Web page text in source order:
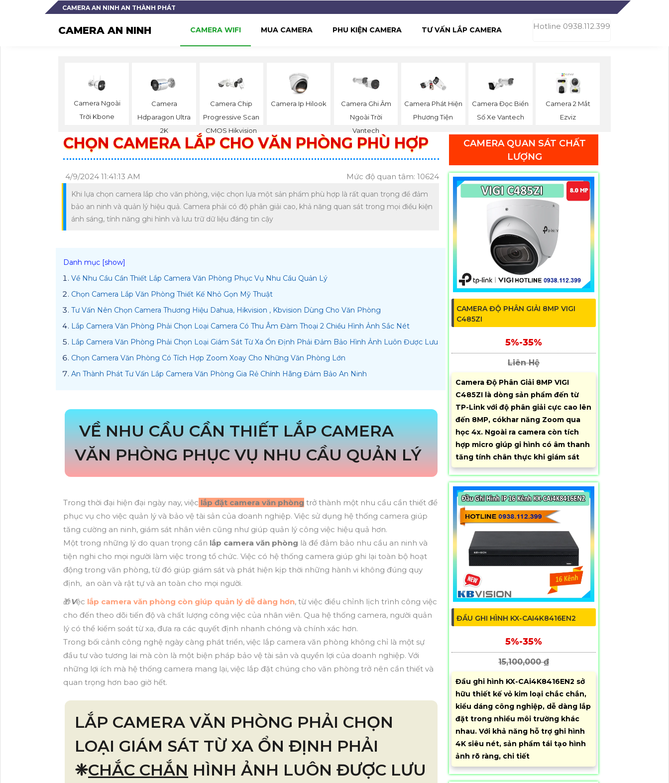
CAMERA AN NINH AN THÀNH PHÁT
CAMERA AN NINH Hotline 0938.112.399
CAMERA WIFI MUA CAMERA PHU KIỆN CAMERA TƯ VẤN LẮP CAMERA
Camera Ngoài
Trời Kbone
Camera
Hdparagon Ultra
2K
Camera Chip
Progressive Scan
CMOS Hikvision
Camera Ip Hilook
Camera Ghi Âm
Ngoài Trời
Vantech
Camera Phát Hiện
Phương Tiện
Camera Đọc Biển
Số Xe Vantech
Camera 2 Mắt
Ezviz
CHỌN CAMERA LẮP CHO VĂN PHÒNG PHÙ HỢP
4/9/2024 11:41:13 AM Mức độ quan tâm: 10624
Khi lựa chọn camera lắp cho văn phòng, việc chọn lựa một sản phẩm phù hợp là rất quan trọng để đảm
bảo an ninh và quản lý hiệu quả. Camera phải có độ phân giải cao, khả năng quan sát trong mọi điều kiện
ánh sáng, tính năng ghi hình và lưu trữ dữ liệu đáng tin cậy
Về Nhu Cầu Cần Thiết Lắp Camera Văn Phòng Phục Vụ Nhu Cầu Quản Lý
Chọn Camera Lắp Văn Phòng Thiết Kế Nhỏ Gọn Mỹ Thuật
Tư Vấn Nên Chọn Camera Thương Hiệu Dahua, Hikvision , Kbvision Dùng Cho Văn Phòng
Lắp Camera Văn Phòng Phải Chọn Loại Camera Có Thu Âm Đàm Thoại 2 Chiều Hình Ảnh Sắc Nét
Lắp Camera Văn Phòng Phải Chọn Loại Giám Sát Từ Xa Ổn Định Phải Đảm Bảo Hình Ảnh Luôn Được Lưu
Chọn Camera Văn Phòng Có Tích Hợp Zoom Xoay Cho Những Văn Phòng Lớn
An Thành Phát Tư Vấn Lắp Camera Văn Phòng Gia Rẻ Chính Hãng Đảm Bảo An Ninh
VỀ NHU CẦU CẦN THIẾT LẮP CAMERA
VĂN PHÒNG PHỤC VỤ NHU CẦU QUẢN LÝ
Trong thời đại hiện đại ngày nay, việc lắp đặt camera văn phòng trở thành một nhu cầu cần thiết để
phục vụ cho việc quản lý và bảo vệ tài sản của doanh nghiệp. Việc sử dụng hệ thống camera giúp
tăng cường an ninh, giám sát nhân viên cũng như giúp quản lý công việc hiệu quả hơn.
Một trong những lý do quan trọng cần lắp camera văn phòng là để đảm bảo nhu cầu an ninh và
tiện nghi cho mọi người làm việc trong tổ chức. Việc có hệ thống camera giúp ghi lại toàn bộ hoạt
động trong văn phòng, từ đó giúp giám sát và phát hiện kịp thời những hành vi không đúng quy
định, an oàn và rật tự và an toàn cho mọi người.
🎁Vệc lắp camera văn phòng còn giúp quản lý dễ dàng hơn, từ việc điều chỉnh lịch trình công việc
cho đến theo dõi tiến độ và chất lượng công việc của nhân viên. Qua hệ thống camera, người quản
lý có thể kiểm soát từ xa, đưa ra các quyết định nhanh chóng và chính xác hơn.
Trong bối cảnh công nghệ ngày càng phát triển, việc lắp camera văn phòng không chỉ là một sự
đầu tư vào tương lai mà còn là một biện pháp bảo vệ tài sản và quyền lợi của doanh nghiệp. Với
những lợi ích mà hệ thống camera mang lại, việc lắp đặt chúng cho văn phòng trở nên cần thiết và
quan trọng hơn bao giờ hết.
LẮP CAMERA VĂN PHÒNG PHẢI CHỌN
LOẠI GIÁM SÁT TỪ XA ỔN ĐỊNH PHẢI
❈CHẮC CHẮN HÌNH ẢNH LUÔN ĐƯỢC LƯU
CAMERA QUAN SÁT CHẤT
LƯỢNG
CAMERA ĐỘ PHÂN GIẢI 8MP VIGI
C485ZI
5%-35%
Liên Hệ
Camera Độ Phân Giải 8MP VIGI
C485ZI là dòng sản phẩm đến từ
TP-Link với độ phân giải cực cao lên
đến 8MP, cókhar năng Zoom qua
học 4x. Ngoài ra camera còn tích
hợp micro giúp gi hình có âm thanh
tăng tính chân thực khi giám sát
ĐẦU GHI HÌNH KX-CAI4K8416EN2
5%-35%
15,100,000 ₫
Đầu ghi hình KX-CAi4K8416EN2 sở
hữu thiết kế vỏ kim loại chắc chắn,
kiểu dáng công nghiệp, dễ dàng lắp
đặt trong nhiều môi trường khác
nhau. Với khả năng hỗ trợ ghi hình
4K siêu nét, sản phẩm tái tạo hình
ảnh rõ ràng, chi tiết